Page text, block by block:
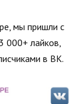
мы пришли с
000+ лайков,
в ВК.